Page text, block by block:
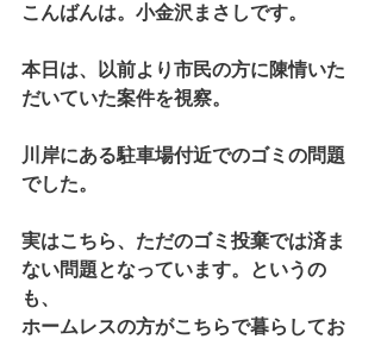
こんばんは。小金沢まさしです。
本日は、以前より市民の方に陳情いた
だいていた案件を視察。
川岸にある駐車場付近でのゴミの問題
でした。
実はこちら、ただのゴミ投棄では済ま
ない問題となっています。というの
も、
ホームレスの方がこちらで暮らしてお